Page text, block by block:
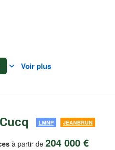
Voir plus
LMNP JEANBRUN
à partir de 204 000 €